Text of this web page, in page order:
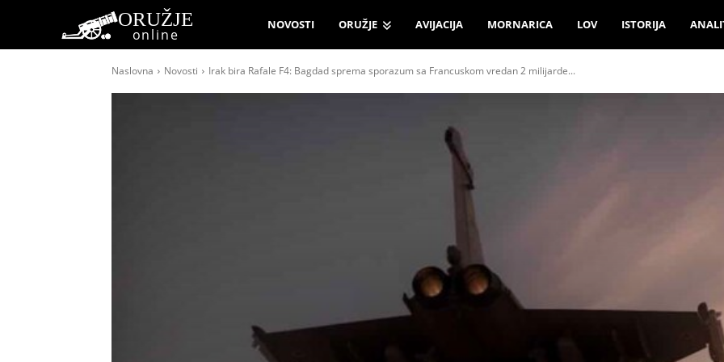
ORUŽJE
online
NOVOSTI ORUŽJE AVIJACIJA MORNARICA LOV ISTORIJA
Naslovna Novosti Irak bira Rafale F4: Bagdad sprema sporazum sa Francuskom vredan 2 milijarde...